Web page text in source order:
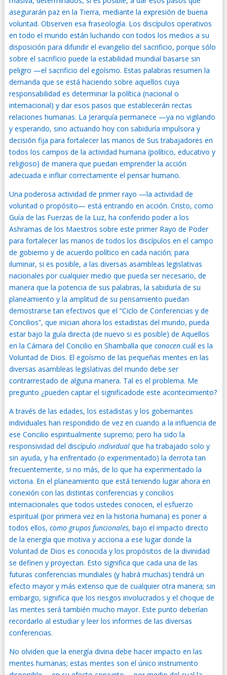
asegurarán paz en la Tierra, mediante la expresión de buena
voluntad. Observen esa fraseología. Los discípulos operativos
en todo el mundo están luchando con todos los medios a su
disposición para difundir el evangelio del sacrificio, porque sólo
sobre el sacrificio puede la estabilidad mundial basarse sin
peligro —el sacrificio del egoísmo. Estas palabras resumen la
demanda que se está haciendo sobre aquellos cuya
responsabilidad es determinar la política (nacional o
internacional) y dar esos pasos que establecerán rectas
relaciones humanas. La Jerarquía permanece —ya no vigilando
y esperando, sino actuando hoy con sabiduría impulsora y
decisión fija para fortalecer las manos de Sus trabajadores en
todos los campos de la actividad humana (político, educativo y
religioso) de manera que puedan emprender la acción
adecuada e influir correctamente el pensar humano.
Una poderosa actividad de primer rayo —la actividad de
voluntad o propósito— está entrando en acción. Cristo, como
Guía de las Fuerzas de la Luz, ha conferido poder a los
Ashramas de los Maestros sobre este primer Rayo de Poder
para fortalecer las manos de todos los discípulos en el campo
de gobierno y de acuerdo político en cada nación; para
iluminar, si es posible, a las diversas asambleas legislativas
nacionales por cualquier medio que pueda ser necesario, de
manera que la potencia de sus palabras, la sabiduría de su
planeamiento y la amplitud de su pensamiento puedan
demostrarse tan efectivos que el “Ciclo de Conferencias y de
Concilios”, que inician ahora los estadistas del mundo, pueda
estar bajo la guía directa (de nuevo si es posible) de Aquellos
en la Cámara del Concilio en Shamballa que conocen cuál es la
Voluntad de Dios. El egoísmo de las pequeñas mentes en las
diversas asambleas legislativas del mundo debe ser
contrarrestado de alguna manera. Tal es el problema. Me
pregunto ¿pueden captar el significadode este acontecimiento?
A través de las edades, los estadistas y los gobernantes
individuales han respondido de vez en cuando a la influencia de
ese Concilio espiritualmente supremo; pero ha sido la
responsividad del discípulo individual que ha trabajado solo y
sin ayuda, y ha enfrentado (o experimentado) la derrota tan
frecuentemente, si no más, de lo que ha experimentado la
victoria. En el planeamiento que está teniendo lugar ahora en
conexión con las distintas conferencias y concilios
internacionales que todos ustedes conocen, el esfuerzo
espiritual (por primera vez en la historia humana) es poner a
todos ellos, como grupos funcionales, bajo el impacto directo
de la energía que motiva y acciona a ese lugar donde la
Voluntad de Dios es conocida y los propósitos de la divinidad
se definen y proyectan. Esto significa que cada una de las
futuras conferencias mundiales (y habrá muchas) tendrá un
efecto mayor y más extenso que de cualquier otra manera; sin
embargo, significa que los riesgos involucrados y el choque de
las mentes será también mucho mayor. Este punto deberían
recordarlo al estudiar y leer los informes de las diversas
conferencias.
No olviden que la energía divina debe hacer impacto en las
mentes humanas; estas mentes son el único instrumento